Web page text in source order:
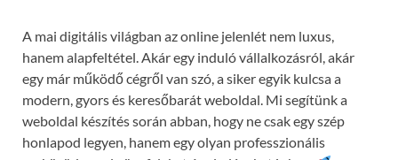
A mai digitális világban az online jelenlét nem luxus,
hanem alapfeltétel. Akár egy induló vállalkozásról, akár
egy már működő cégről van szó, a siker egyik kulcsa a
modern, gyors és keresőbarát weboldal. Mi segítünk a
weboldal készítés során abban, hogy ne csak egy szép
honlapod legyen, hanem egy olyan professzionális